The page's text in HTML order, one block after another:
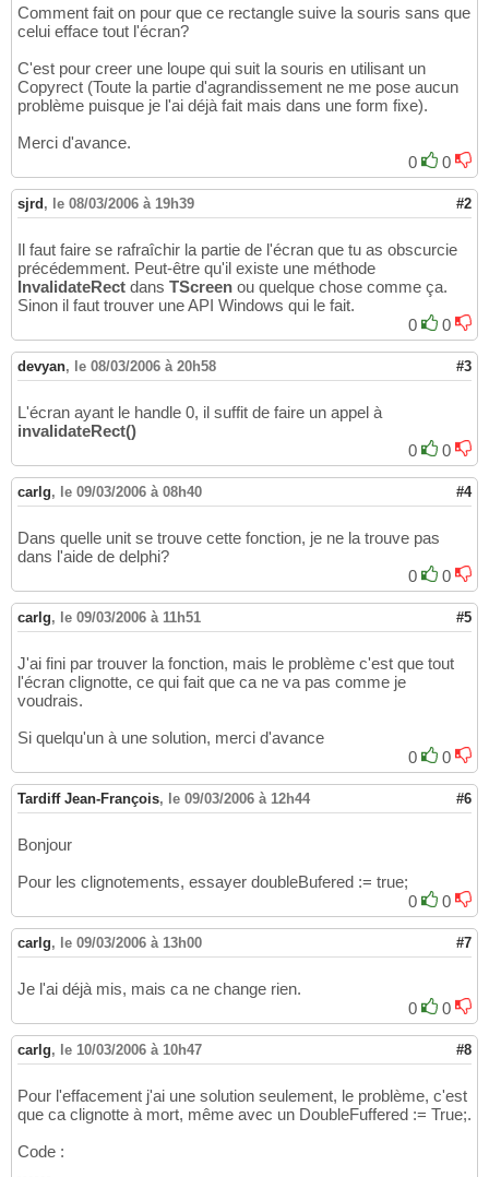
14
15
          Desktop.Free;
end
Comment fait on pour que ce rectangle suive la souris sans que
celui efface tout l'écran?
C'est pour creer une loupe qui suit la souris en utilisant un
Copyrect (Toute la partie d'agrandissement ne me pose aucun
problème puisque je l'ai déjà fait mais dans une form fixe).
Merci d'avance.
0
0
sjrd , le 08/03/2006 à 19h39 #2
Il faut faire se rafraîchir la partie de l'écran que tu as obscurcie
précédemment. Peut-être qu'il existe une méthode
InvalidateRect dans TScreen ou quelque chose comme ça.
Sinon il faut trouver une API Windows qui le fait.
0
0
devyan, le 08/03/2006 à 20h58 #3
L'écran ayant le handle 0, il suffit de faire un appel à
invalidateRect()
0
0
carlg, le 09/03/2006 à 08h40 #4
Dans quelle unit se trouve cette fonction, je ne la trouve pas
dans l'aide de delphi?
0
0
carlg, le 09/03/2006 à 11h51 #5
J'ai fini par trouver la fonction, mais le problème c'est que tout
l'écran clignotte, ce qui fait que ca ne va pas comme je
voudrais.
Si quelqu'un à une solution, merci d'avance
0
0
Tardiff Jean-François, le 09/03/2006 à 12h44 #6
Bonjour
Pour les clignotements, essayer doubleBufered := true;
0
0
carlg, le 09/03/2006 à 13h00 #7
Je l'ai déjà mis, mais ca ne change rien.
0
0
carlg, le 10/03/2006 à 10h47 #8
Pour l'effacement j'ai une solution seulement, le problème, c'est
que ca clignotte à mort, même avec un DoubleFuffered := True;.
Code :